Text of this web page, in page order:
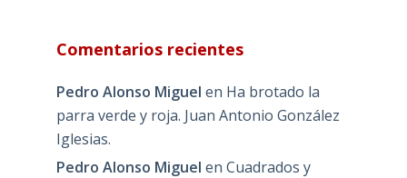
Comentarios recientes
Pedro Alonso Miguel en Ha brotado la
parra verde y roja. Juan Antonio González
Iglesias.
Pedro Alonso Miguel en Cuadrados y